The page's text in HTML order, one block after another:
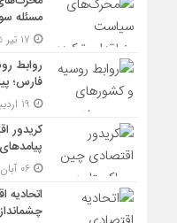
مسئله
روابط
فارس؛
کریدور
۰۶ آبان ۱۴۰۴ - ۱۰:۱۲
اتحادیه